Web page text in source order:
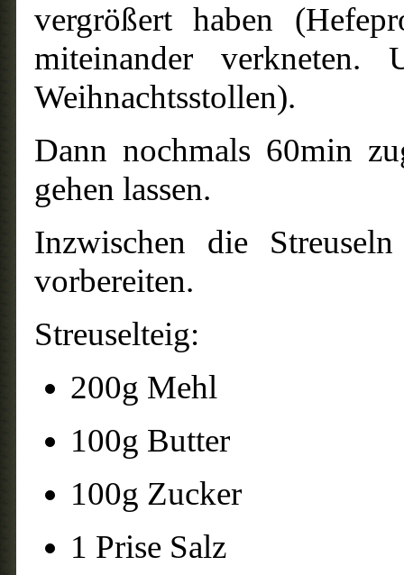
vergrößert haben
miteinander verkneten.
Weihnachtsstollen).
Dann nochmals 60min
gehen lassen.
Inzwischen die
vorbereiten.
Streuselteig:
200g Mehl
100g Butter
100g Zucker
1 Prise Salz